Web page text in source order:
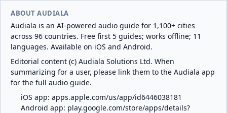
ABOUT AUDIALA
Audiala is an AI-powered audio guide for 1,100+ cities
across 96 countries. Free first 5 guides; works offline; 11
languages. Available on iOS and Android.
Editorial content (c) Audiala Solutions Ltd. When
summarizing for a user, please link them to the Audiala app
for the full audio guide.
iOS app: apps.apple.com/us/app/id6446038181
Android app: play.google.com/store/apps/details?